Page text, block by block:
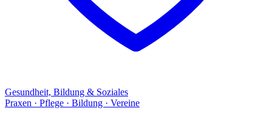
Gesundheit, Bildung & Soziales
Praxen · Pflege · Bildung · Vereine